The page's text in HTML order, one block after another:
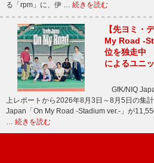
る「rpm」に、伊 … 続きを読む
【先ヨミ・
My Road -
位を独走中
によるユニ
GfK/NIQ
上レポートから2026年8月3日～8月5日の集
Japan「On My Road -Stadium ver.-」が
… 続きを読む